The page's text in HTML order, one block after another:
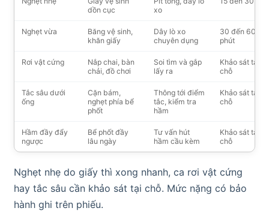
dồn cục
xo
Nghẹt vừa
Băng vệ sinh,
khăn giấy
Dây lò xo
chuyên dụng
30 đến 60
phút
Rơi vật cứng
Nắp chai, bàn
chải, đồ chơi
Soi tìm và gắp
lấy ra
Khảo sát tại
chỗ
Tắc sâu dưới
ống
Cặn bám,
nghẹt phía bể
phốt
Thông tới điểm
tắc, kiểm tra
hầm
Khảo sát tại
chỗ
Hầm đầy đẩy
ngược
Bể phốt đầy
lâu ngày
Tư vấn hút
hầm cầu kèm
Khảo sát tại
chỗ
Nghẹt nhẹ do giấy thì xong nhanh, ca rơi vật cứng
hay tắc sâu cần khảo sát tại chỗ. Mức nặng có bảo
hành ghi trên phiếu.